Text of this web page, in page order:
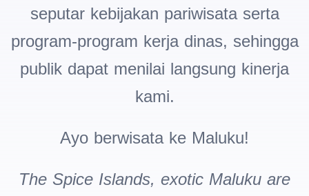
seputar kebijakan pariwisata serta
program-program kerja dinas, sehingga
publik dapat menilai langsung kinerja
kami.
Ayo berwisata ke Maluku!
The Spice Islands, exotic Maluku are